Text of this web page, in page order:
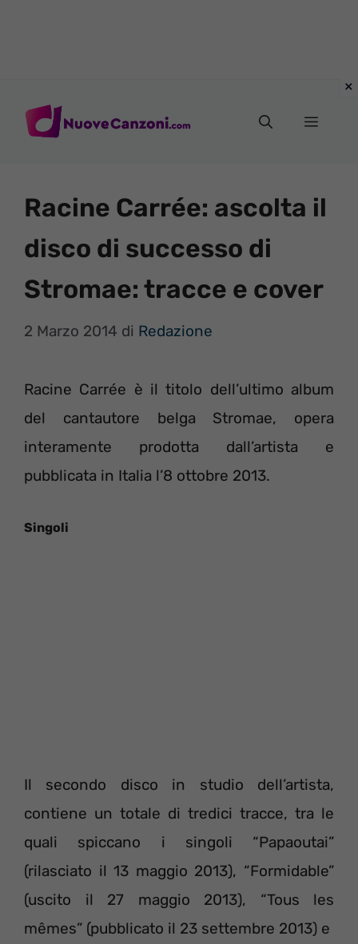
Menu
Racine Carrée: ascolta il
disco di successo di
Stromae: tracce e cover
2 Marzo 2014 di Redazione
Racine Carrée è il titolo dell’ultimo album
del cantautore belga Stromae, opera
interamente prodotta dall’artista e
pubblicata in Italia l’8 ottobre 2013.
Singoli
Il secondo disco in studio dell’artista,
contiene un totale di tredici tracce, tra le
quali spiccano i singoli “Papaoutai”
(rilasciato il 13 maggio 2013), “Formidable”
(uscito il 27 maggio 2013), “Tous les
mêmes” (pubblicato il 23 settembre 2013) e